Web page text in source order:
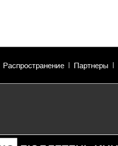
Распространение Партнеры